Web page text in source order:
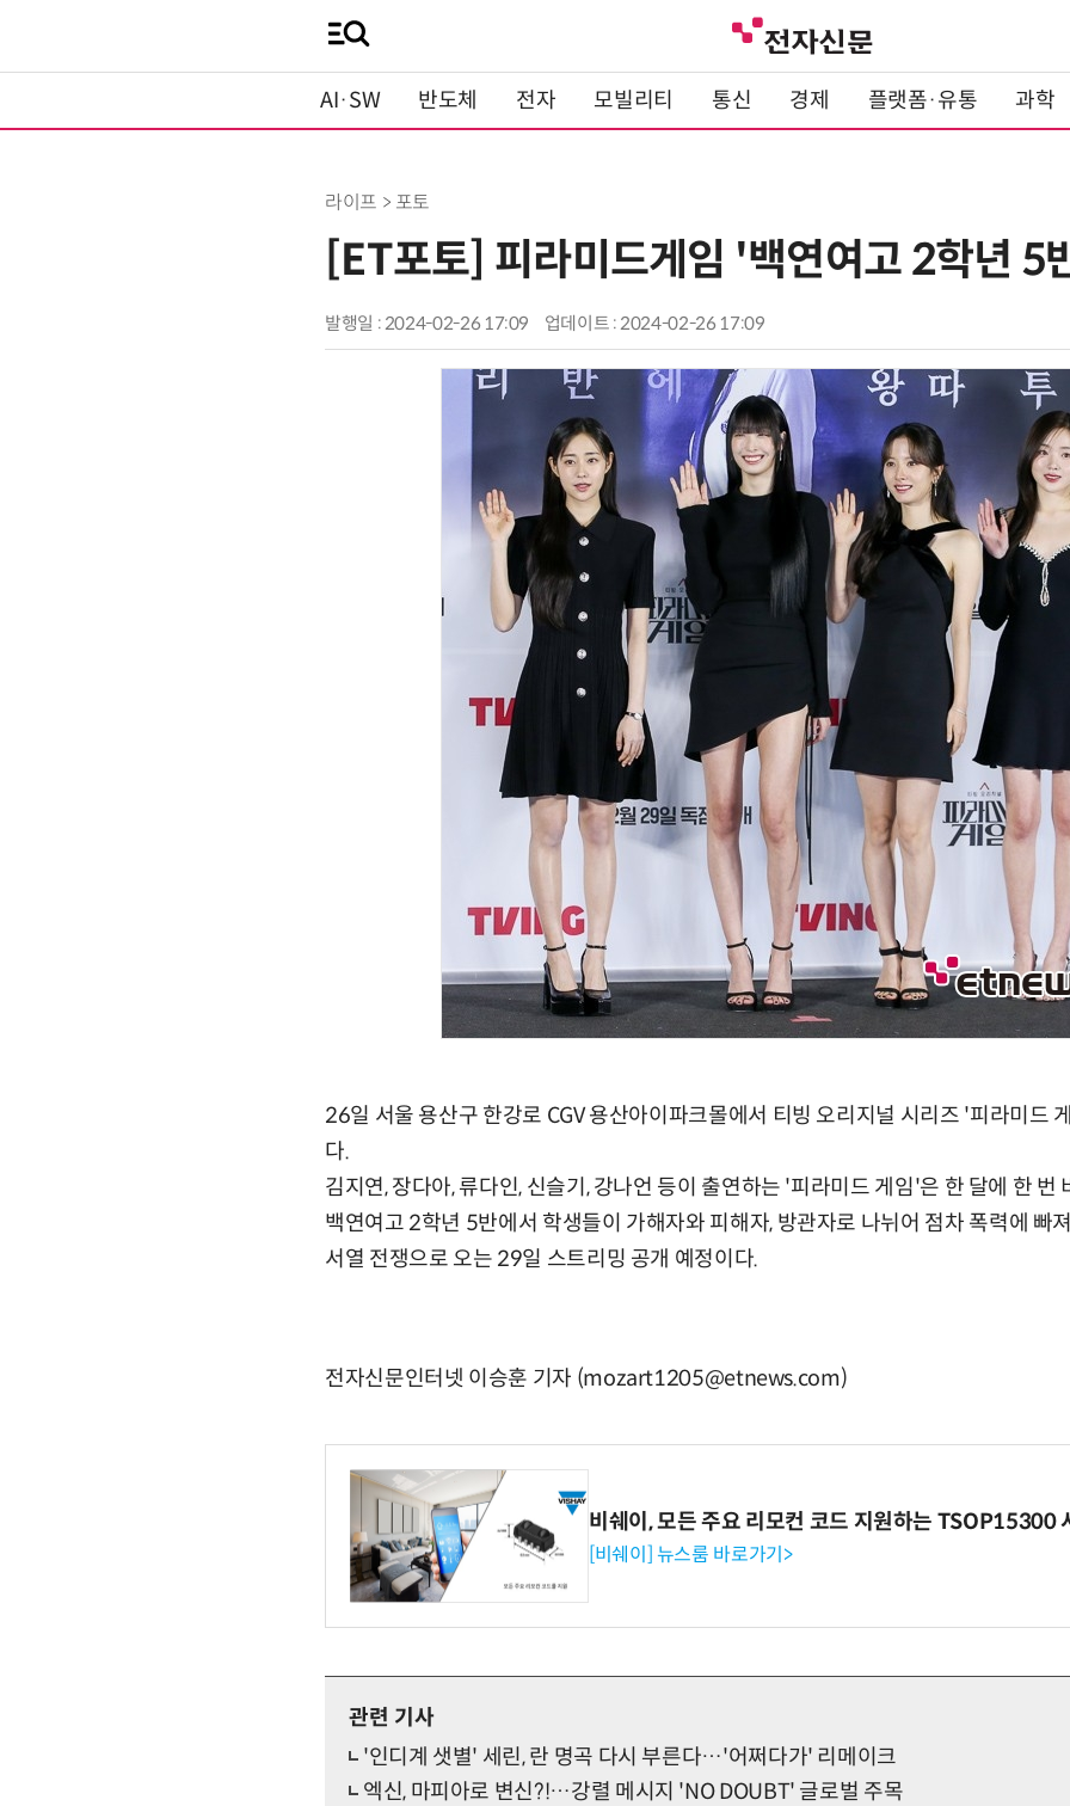
AI·SW 반도체 전자 모빌리티 통신 경제 플랫폼·유통 과학
라이프 > 포토
[ET포토] 피라미드게임 '백연여고 2학년 5
발행일 : 2024-02-26 17:09 업데이트 : 2024-02-26 17:09
26일 서울 용산구 한강로 CGV 용산아이파크몰에서 티빙 오리지널 시리즈 '피라미드
다.
김지연, 장다아, 류다인, 신슬기, 강나언 등이 출연하는 '피라미드 게임'은 한 달에 한 번
백연여고 2학년 5반에서 학생들이 가해자와 피해자, 방관자로 나뉘어 점차 폭력에 빠
서열 전쟁으로 오는 29일 스트리밍 공개 예정이다.
전자신문인터넷 이승훈 기자 (mozart1205@etnews.com)
비쉐이, 모든 주요 리모컨 코드 지원하는 TSOP15300
[비쉐이] 뉴스룸 바로가기>
관련 기사
'인디계 샛별' 세린, 란 명곡 다시 부른다…'어쩌다가' 리메이크
엑신, 마피아로 변신?!…강렬 메시지 'NO DOUBT' 글로벌 주목